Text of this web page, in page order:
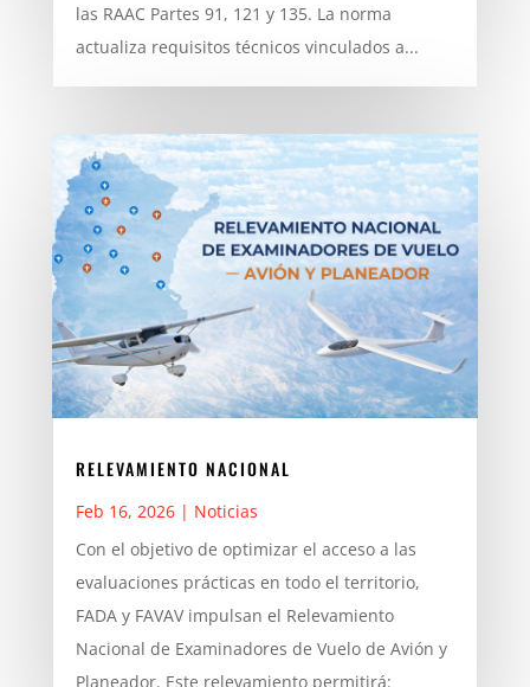
las RAAC Partes 91, 121 y 135. La norma
actualiza requisitos técnicos vinculados a...
RELEVAMIENTO NACIONAL
Feb 16, 2026| Noticias
Con el objetivo de optimizar el acceso a las
evaluaciones prácticas en todo el territorio,
FADA y FAVAV impulsan el Relevamiento
Nacional de Examinadores de Vuelo de Avión y
Planeador. Este relevamiento permitirá: